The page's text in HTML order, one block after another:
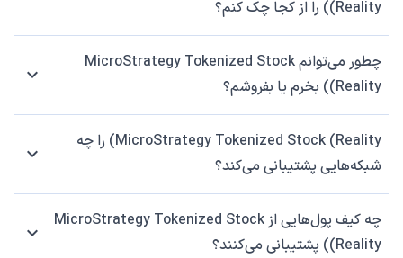
(Reality) را از کجا چک کنم؟
چطور می‌توانم MicroStrategy Tokenized Stock
(Reality) بخرم یا بفروشم؟
MicroStrategy Tokenized Stock (Reality) را چه
شبکه‌هایی پشتیبانی می‌کند؟
چه کیف پول‌هایی از MicroStrategy Tokenized Stock
(Reality) پشتیبانی می‌کنند؟